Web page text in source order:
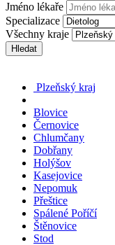
Jméno lékaře
Specializace
Všechny kraje
Hledat
Plzeňský kraj
Blovice
Černovice
Chlumčany
Dobřany
Holýšov
Kasejovice
Nepomuk
Přeštice
Spálené Poříčí
Štěnovice
Stod